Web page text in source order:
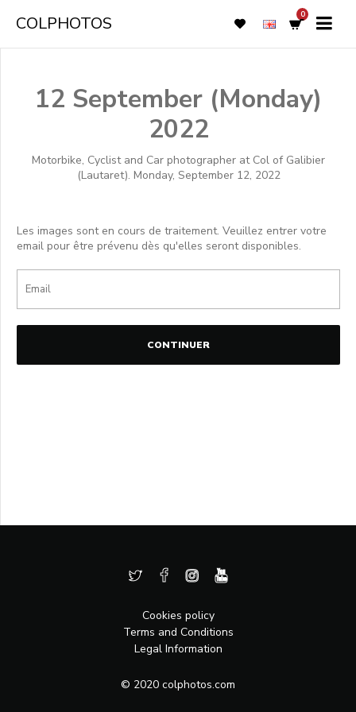
COLPHOTOS 0
12 September (Monday)
2022
Motorbike, Cyclist and Car photographer at Col of Galibier
(Lautaret). Monday, September 12, 2022
Les images sont en cours de traitement. Veuillez entrer votre
email pour être prévenu dès qu'elles seront disponibles.
CONTINUER
Cookies policy
Terms and Conditions
Legal Information
© 2020 colphotos.com